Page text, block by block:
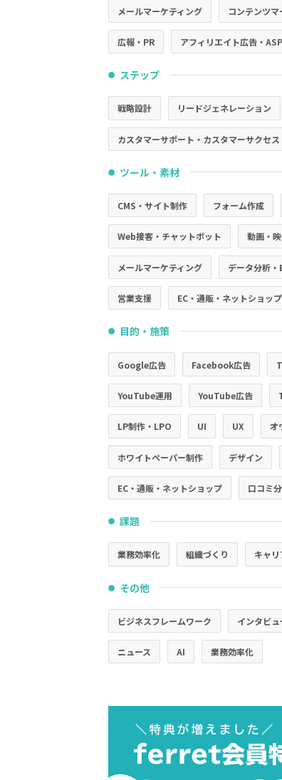
メールマーケティング コンテンツ
広報・PR アフィリエイト広告・ASP
● ステップ
戦略設計 リードジェネレーション
カスタマーサポート・カスタマーサクセス
● ツール・素材
CMS・サイト制作 フォーム作成
Web接客・チャットボット 動画・
メールマーケティング データ分析・
営業支援 EC・通販・ネットショップ
● 目的・施策
Google広告 Facebook広告
YouTube運用 YouTube広告
LP制作・LPO UI UX オ
ホワイトペーパー制作 デザイン
EC・通販・ネットショップ 口コミ
● 課題
業務効率化 組織づくり キャリ
● その他
ビジネスフレームワーク インタビュ
ニュース AI 業務効率化